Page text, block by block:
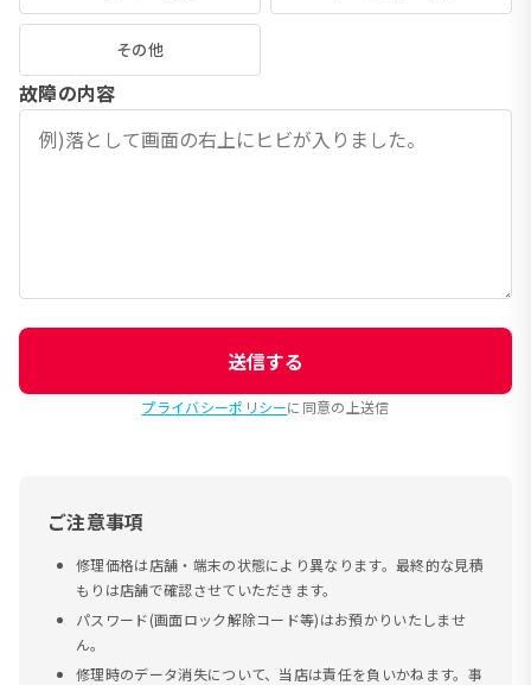
その他
故障の内容
送信する
プライバシーポリシーに同意の上送信
ご注意事項
修理価格は店舗・端末の状態により異なります。最終的な見積
もりは店舗で確認させていただきます。
パスワード(画面ロック解除コード等)はお預かりいたしませ
ん。
修理時のデータ消失について、当店は責任を負いかねます。事